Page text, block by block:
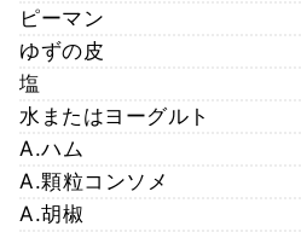
ピーマン
ゆずの皮
塩
水またはヨーグルト
A.ハム
A.顆粒コンソメ
A.胡椒